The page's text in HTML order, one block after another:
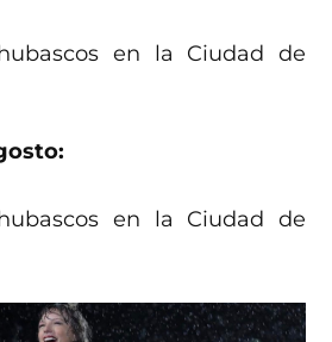
en la Ciudad de
en la Ciudad de